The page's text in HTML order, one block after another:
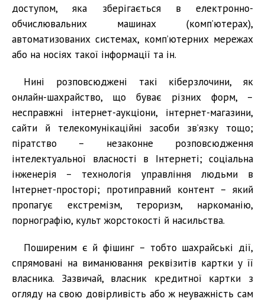
доступом, яка зберігається в електронно-
обчислювальних машинах (комп’ютерах),
автоматизованих системах, комп’ютерних мережах
або на носіях такої інформації та ін.
Нині розповсюджені такі кіберзлочини, як
онлайн-шахрайство, що буває різних форм, –
несправжні інтернет-аукціони, інтернет-магазини,
сайти й телекомунікаційні засоби зв’язку тощо;
піратство – незаконне розповсюдження
інтелектуальної власності в Інтернеті; соціальна
інженерія – технологія управління людьми в
Інтернет-просторі; протиправний контент – який
пропагує екстремізм, тероризм, наркоманію,
порнографію, культ жорстокості й насильства.
Поширеним є й фішинг – тобто шахрайські дії,
спрямовані на виманювання реквізитів картки у її
власника. Зазвичай, власник кредитної картки з
огляду на свою довірливість або ж неуважність сам